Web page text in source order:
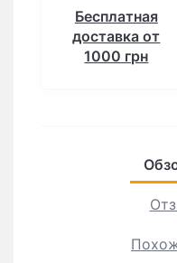
Бесплатная
доставка от
1000 грн